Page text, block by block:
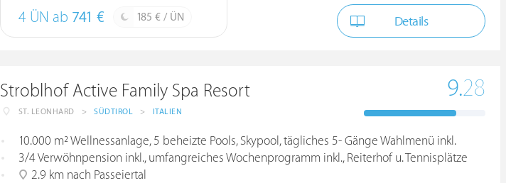
4 ÜN ab 741 € 185 € / ÜN Details
Stroblhof Active Family Spa Resort
ST. LEONHARD > SÜDTIROL > ITALIEN
9.28
10.000 m² Wellnessanlage, 5 beheizte Pools, Skypool, tägliches 5- Gänge Wahlmenü inkl.
3/4 Verwöhnpension inkl., umfangreiches Wochenprogramm inkl., Reiterhof u. Tennisplätze
2.9 km nach Passeiertal